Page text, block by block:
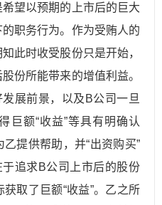
望以预期的上市后的巨大
职务行为。作为受贿人的
此时收受股份只是开始，
份所能带来的增值利益。
展前景，以及B公司一旦
巨额“收益”等具有明确认
提供帮助，并“出资购买”
追求B公司上市后的股份
取了巨额“收益”。乙之所